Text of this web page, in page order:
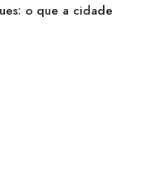
o que a cidade